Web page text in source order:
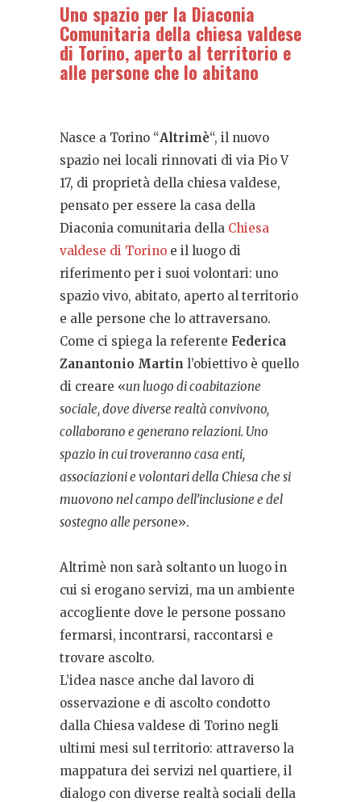
Uno spazio per la Diaconia
Comunitaria della chiesa valdese
di Torino, aperto al territorio e
alle persone che lo abitano
Nasce a Torino “Altrimè“, il nuovo
spazio nei locali rinnovati di via Pio V
17, di proprietà della chiesa valdese,
pensato per essere la casa della
Diaconia comunitaria della Chiesa
valdese di Torino e il luogo di
riferimento per i suoi volontari: uno
spazio vivo, abitato, aperto al territorio
e alle persone che lo attraversano.
Come ci spiega la referente Federica
Zanantonio Martin l’obiettivo è quello
di creare «un luogo di coabitazione
sociale, dove diverse realtà convivono,
collaborano e generano relazioni. Uno
spazio in cui troveranno casa enti,
associazioni e volontari della Chiesa che si
muovono nel campo dell’inclusione e del
sostegno alle persone».
Altrimè non sarà soltanto un luogo in
cui si erogano servizi, ma un ambiente
accogliente dove le persone possano
fermarsi, incontrarsi, raccontarsi e
trovare ascolto.
L’idea nasce anche dal lavoro di
osservazione e di ascolto condotto
dalla Chiesa valdese di Torino negli
ultimi mesi sul territorio: attraverso la
mappatura dei servizi nel quartiere, il
dialogo con diverse realtà sociali della